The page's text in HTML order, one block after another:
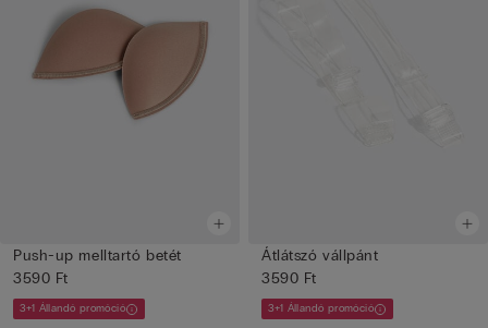
Push-up melltartó betét
3590 Ft
3+1 Állandó promóció
Átlátszó vállpánt
3590 Ft
3+1 Állandó promóció